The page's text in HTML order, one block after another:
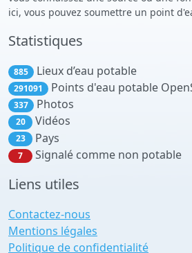
ici, vous pouvez soumettre un point
Statistiques
885 Lieux d’eau potable
291091 Points d'eau potable
337 Photos
20 Vidéos
23 Pays
7 Signalé comme non potable
Liens utiles
Contactez-nous
Mentions légales
Politique de confidentialité